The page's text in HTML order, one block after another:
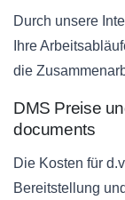
Durch unsere
Ihre
die
DMS Preise
documents
Die Kosten für
Bereitstellung